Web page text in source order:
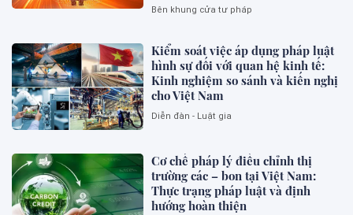
Bên khung cửa tư pháp
Kiểm soát việc áp dụng pháp luật
hình sự đối với quan hệ kinh tế:
Kinh nghiệm so sánh và kiến nghị
cho Việt Nam
Diễn đàn - Luật gia
Cơ chế pháp lý điều chỉnh thị
trường các – bon tại Việt Nam:
Thực trạng pháp luật và định
hướng hoàn thiện